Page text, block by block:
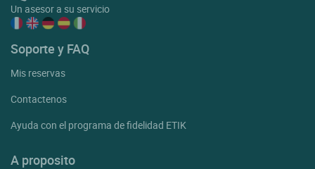
Un asesor a su servicio
Soporte y FAQ
Mis reservas
Contactenos
Ayuda con el programa de fidelidad ETIK
A proposito